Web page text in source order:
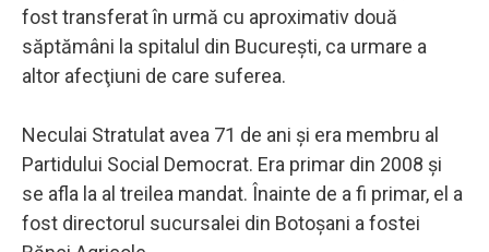
fost transferat în urmă cu aproximativ două
săptămâni la spitalul din Bucureşti, ca urmare a
altor afecţiuni de care suferea.
Neculai Stratulat avea 71 de ani şi era membru al
Partidului Social Democrat. Era primar din 2008 şi
se afla la al treilea mandat. Înainte de a fi primar, el a
fost directorul sucursalei din Botoşani a fostei